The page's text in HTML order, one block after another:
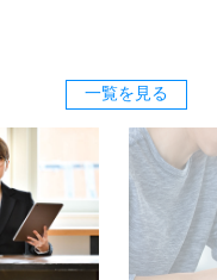
一覧を見る